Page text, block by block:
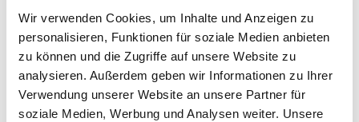
Wir verwenden Cookies, um Inhalte und Anzeigen zu
personalisieren, Funktionen für soziale Medien anbieten
zu können und die Zugriffe auf unsere Website zu
analysieren. Außerdem geben wir Informationen zu Ihrer
Verwendung unserer Website an unsere Partner für
soziale Medien, Werbung und Analysen weiter. Unsere
Tagen im Palais
Wirte-und Unternehmerbrief
Lernplattform BOUNTI
Partner
Branchennahe Organisationen